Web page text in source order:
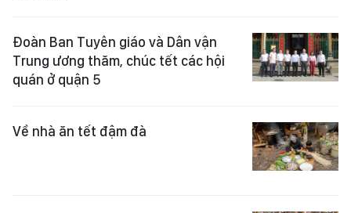
Đoàn Ban Tuyên giáo và Dân vận
Trung ương thăm, chúc tết các hội
quán ở quận 5
Về nhà ăn tết đậm đà